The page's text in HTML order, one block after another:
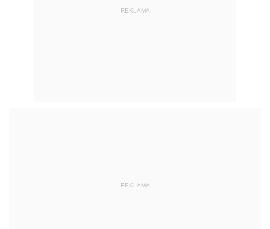
REKLAMA
REKLAMA